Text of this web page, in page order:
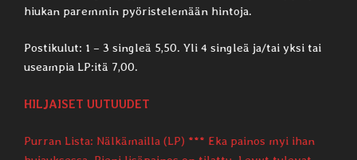
hiukan paremmin pyöristelemään hintoja.
Postikulut: 1 – 3 singleä 5,50. Yli 4 singleä ja/tai yksi tai
useampia LP:itä 7,00.
HILJAISET UUTUUDET
Purran Lista: Nälkämailla (LP) *** Eka painos myi ihan